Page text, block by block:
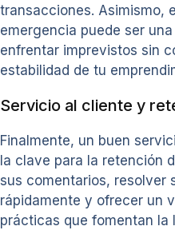
transacciones. Asimismo,
emergencia puede ser
enfrentar imprevistos sin
estabilidad de tu
Servicio al cliente y
Finalmente, un buen
la clave para la retención
sus comentarios, resolver
rápidamente y ofrecer un
prácticas que fomentan la